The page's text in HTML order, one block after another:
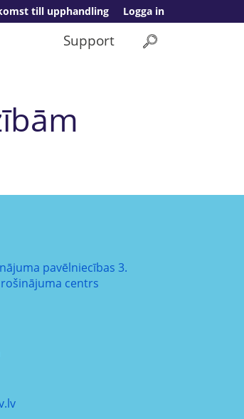
Logga in
till upphandling
Support
pavēlniecības 3.
centrs